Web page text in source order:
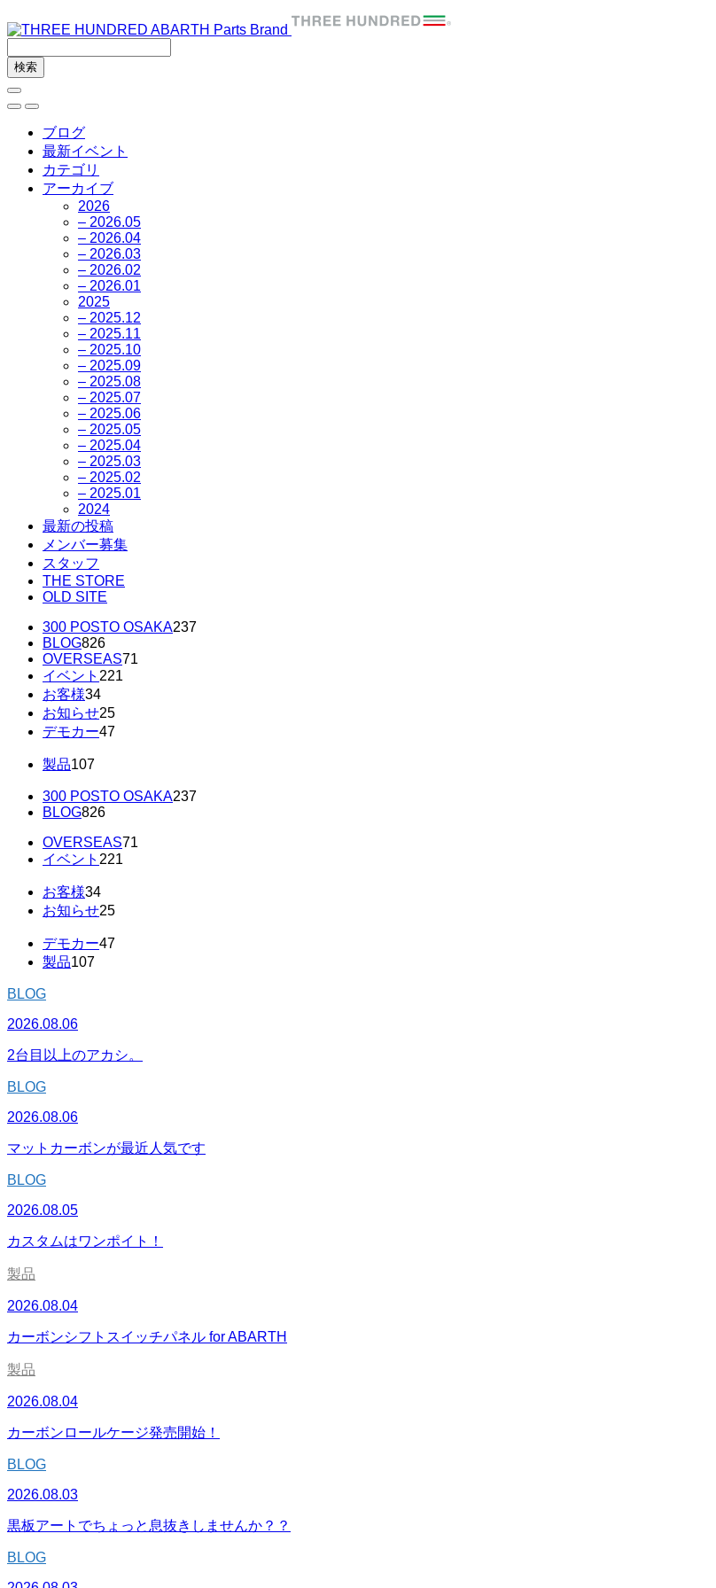
ブログ
最新イベント
カテゴリ
アーカイブ
2026
– 2026.05
– 2026.04
– 2026.03
– 2026.02
– 2026.01
2025
– 2025.12
– 2025.11
– 2025.10
– 2025.09
– 2025.08
– 2025.07
– 2025.06
– 2025.05
– 2025.04
– 2025.03
– 2025.02
– 2025.01
2024
最新の投稿
メンバー募集
スタッフ
THE STORE
OLD SITE
300 POSTO OSAKA237
BLOG826
OVERSEAS71
イベント 221
お客様34
お知らせ25
デモカー47
製品107
300 POSTO OSAKA237
BLOG826
OVERSEAS71
イベント 221
お客様34
お知らせ25
デモカー47
製品107
BLOG
2026.08.06
2台目以上のアカシ。
BLOG
2026.08.06
マットカーボンが最近人気です
BLOG
2026.08.05
カスタムはワンポイト！
製品
2026.08.04
カーボンシフトスイッチパネル for ABARTH
製品
2026.08.04
カーボンロールケージ発売開始！
BLOG
2026.08.03
黒板アートでちょっと息抜きしませんか？？
BLOG